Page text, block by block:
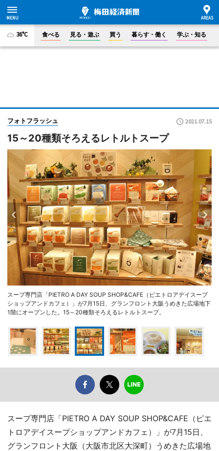
36°C 食べる 見る・遊ぶ 買う 暮らす・働く 学ぶ・知る
フォトフラッシュ 2021.07.15
15～20種類そろえるレトルトスープ
スープ専門店「PIETRO A DAY SOUP SHOP&CAFE（ピエトロアデイスープ
ショップアンドカフェ）」が7月15日、グランフロント大阪うめきた広場地下
1階にオープンした。15～20種類そろえるレトルトスープ。
スープ専門店「PIETRO A DAY SOUP SHOP&CAFE（ピエ
トロアデイスープショップアンドカフェ）」が7月15日、
グランフロント大阪（大阪市北区大深町）うめきた広場地